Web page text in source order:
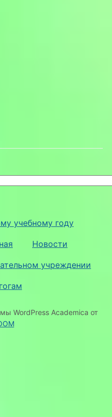
учебному году
Новости
учреждении
WordPress Academica от